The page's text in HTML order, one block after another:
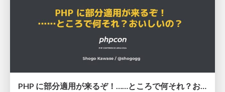
PHP に部分適用が来るぞ！……ところで何それ？おいしいの？ #phpcon / phpcon-2026